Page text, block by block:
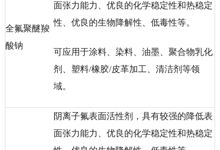
全氟聚醚羧
酸钠
面张力能力、优良的化学稳定性和热稳定
性、优良的生物降解性、低毒性等。
可应用于涂料、染料、油墨、聚合物乳化
剂、塑料/橡胶/皮革加工、清洁剂等领
域。
阴离子氟表面活性剂，具有较强的降低表
面张力能力、优良的化学稳定性和热稳定